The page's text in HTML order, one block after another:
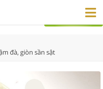
đà, giòn sần sật